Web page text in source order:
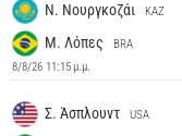
Ν. Νουργκοζάι KAZ
Μ. Λόπες
BRA
8/8/26 11:15 μ.μ.
Σ. Άσπλουντ USA